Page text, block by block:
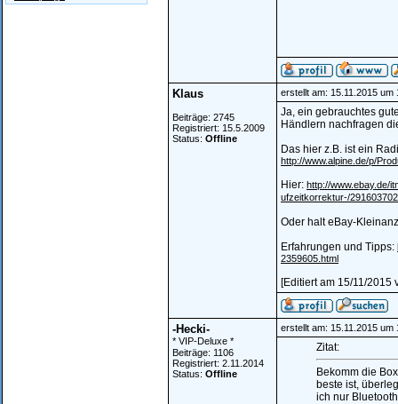
Klaus
Beiträge: 2745
Registriert: 15.5.2009
Status: Offline
erstellt am: 15.11.2015 um
Ja, ein gebrauchtes
Händlern nachfragen
Das hier z.B. ist ein
http://www.alpine.de/p/
Hier: http://www.ebay.de/
ufzeitkorrektur-/
Oder halt eBay-
Erfahrungen und Tipps:
2359605.html
[Editiert am 15/11/2015
-Hecki-
* VIP-Deluxe *
Beiträge: 1106
Registriert: 2.11.2014
Status: Offline
erstellt am: 15.11.2015 um
Zitat:
Bekomm die
beste ist,
ich nur